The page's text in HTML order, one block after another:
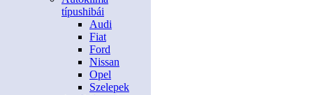
típushibái
Audi
Fiat
Ford
Nissan
Opel
Szelepek